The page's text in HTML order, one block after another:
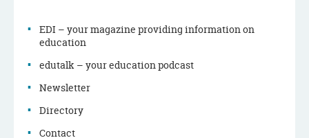
EDI – your magazine providing information on
education
edutalk – your education podcast
Newsletter
Directory
Contact